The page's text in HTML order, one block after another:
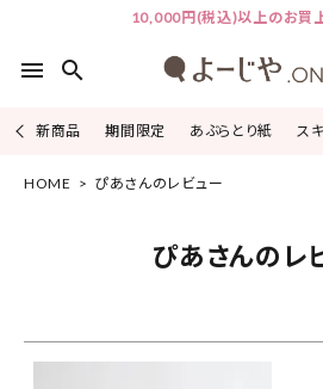
10,000円(税込)以上のお買
menu search
新商品 期間限定 あぶらとり紙 ス
ACCOUNT MENU
ピックアップ
HOME ぴあさんのレビュー
ぴあさんのレ